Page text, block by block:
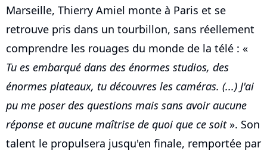
Marseille, Thierry Amiel monte à Paris et se
retrouve pris dans un tourbillon, sans réellement
comprendre les rouages du monde de la télé : «
Tu es embarqué dans des énormes studios, des
énormes plateaux, tu découvres les caméras. (...) J'ai
pu me poser des questions mais sans avoir aucune
réponse et aucune maîtrise de quoi que ce soit». Son
talent le propulsera jusqu'en finale, remportée par